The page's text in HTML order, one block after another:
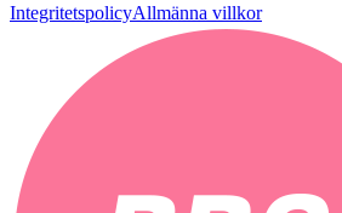
IntegritetspolicyAllmänna villkor